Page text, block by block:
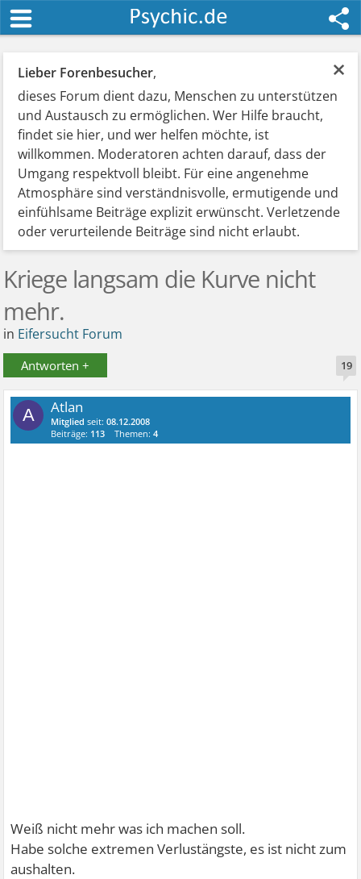
×
Lieber Forenbesucher,
dieses Forum dient dazu, Menschen zu unterstützen
und Austausch zu ermöglichen. Wer Hilfe braucht,
findet sie hier, und wer helfen möchte, ist
willkommen. Moderatoren achten darauf, dass der
Umgang respektvoll bleibt. Für eine angenehme
Atmosphäre sind verständnisvolle, ermutigende und
einfühlsame Beiträge explizit erwünscht. Verletzende
oder verurteilende Beiträge sind nicht erlaubt.
Kriege langsam die Kurve nicht
mehr.
in Eifersucht Forum
Antworten + 19
A Atlan
Mitglied seit:08.12.2008
Beiträge: 113 Themen:4
Weiß nicht mehr was ich machen soll.
Habe solche extremen Verlustängste, es ist nicht zum
aushalten.